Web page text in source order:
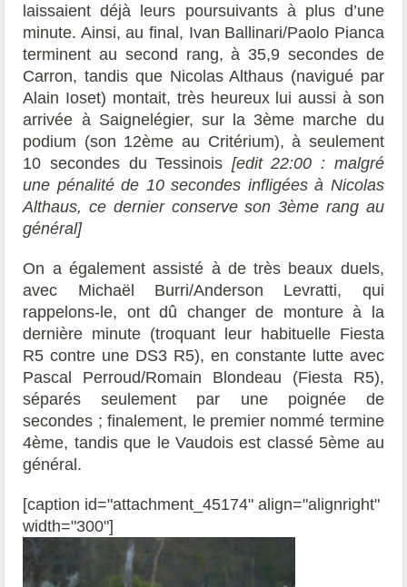
laissaient déjà leurs poursuivants à plus d’une
minute. Ainsi, au final, Ivan Ballinari/Paolo Pianca
terminent au second rang, à 35,9 secondes de
Carron, tandis que Nicolas Althaus (navigué par
Alain Ioset) montait, très heureux lui aussi à son
arrivée à Saignelégier, sur la 3ème marche du
podium (son 12ème au Critérium), à seulement
10 secondes du Tessinois [edit 22:00 : malgré
une pénalité de 10 secondes infligées à Nicolas
Althaus, ce dernier conserve son 3ème rang au
général]
On a également assisté à de très beaux duels,
avec Michaël Burri/Anderson Levratti, qui
rappelons-le, ont dû changer de monture à la
dernière minute (troquant leur habituelle Fiesta
R5 contre une DS3 R5), en constante lutte avec
Pascal Perroud/Romain Blondeau (Fiesta R5),
séparés seulement par une poignée de
secondes ; finalement, le premier nommé termine
4ème, tandis que le Vaudois est classé 5ème au
général.
[caption id="attachment_45174" align="alignright"
width="300"]